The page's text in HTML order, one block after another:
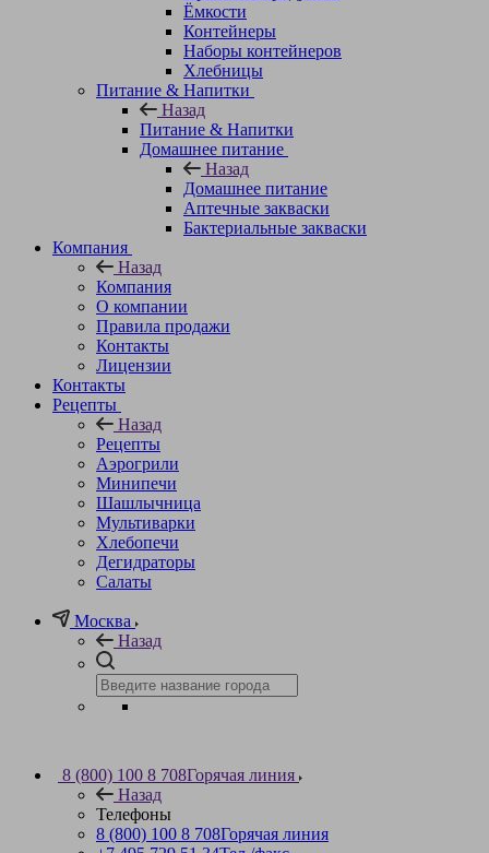
Ёмкости
Контейнеры
Наборы контейнеров
Хлебницы
Питание & Напитки
Назад
Питание & Напитки
Домашнее питание
Назад
Домашнее питание
Аптечные закваски
Бактериальные закваски
Компания
Назад
Компания
О компании
Правила продажи
Контакты
Лицензии
Контакты
Рецепты
Назад
Рецепты
Аэрогрили
Минипечи
Шашлычница
Мультиварки
Хлебопечи
Дегидраторы
Салаты
Москва
Назад
8 (800) 100 8 708Горячая линия
Назад
Телефоны
8 (800) 100 8 708Горячая линия